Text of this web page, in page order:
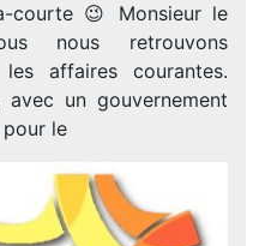
courte 😉 Monsieur le
nous retrouvons
affaires courantes.
un gouvernement
le